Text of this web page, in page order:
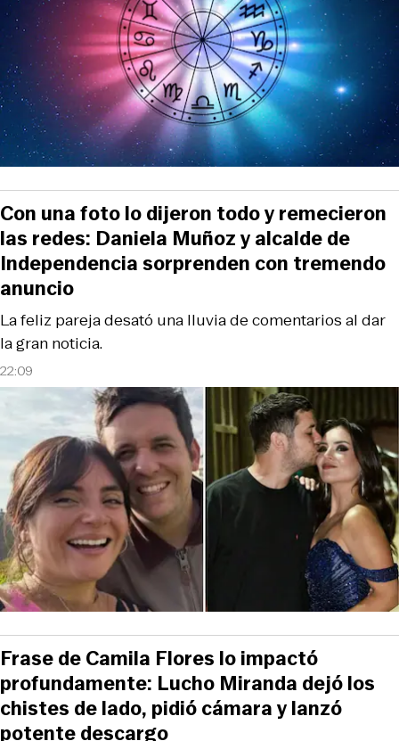
22:09
La feliz pareja desató una lluvia de comentarios al dar
la gran noticia.
Con una foto lo dijeron todo y remecieron
las redes: Daniela Muñoz y alcalde de
Independencia sorprenden con tremendo
anuncio
Frase de Camila Flores lo impactó
profundamente: Lucho Miranda dejó los
chistes de lado, pidió cámara y lanzó
potente descargo